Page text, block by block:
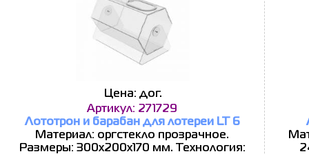
Цена: дог.
Артикул: 271729
Лототрон и барабан для лотереи LT 6
Материал: оргстекло прозрачное.
Размеры: 300х200x170 мм. Технология: